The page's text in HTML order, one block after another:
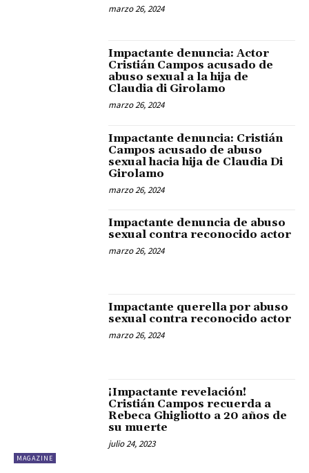
marzo 26, 2024
Impactante denuncia: Actor
Cristián Campos acusado de
abuso sexual a la hija de
Claudia di Girolamo
marzo 26, 2024
Impactante denuncia: Cristián
Campos acusado de abuso
sexual hacia hija de Claudia Di
Girolamo
marzo 26, 2024
Impactante denuncia de abuso
sexual contra reconocido actor
marzo 26, 2024
Impactante querella por abuso
sexual contra reconocido actor
marzo 26, 2024
MAGAZINE
¡Impactante revelación!
Cristián Campos recuerda a
Rebeca Ghigliotto a 20 años de
su muerte
julio 24, 2023